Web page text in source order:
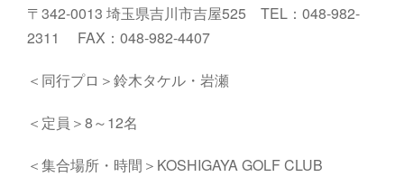
〒342-0013 埼玉県吉川市吉屋525 TEL：048-982-
2311 FAX：048-982-4407
＜同行プロ＞鈴木タケル・岩瀬
＜定員＞8～12名
＜集合場所・時間＞KOSHIGAYA GOLF CLUB